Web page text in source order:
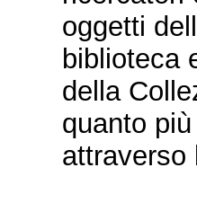
oggetti
biblioteca
della
quanto
attraverso